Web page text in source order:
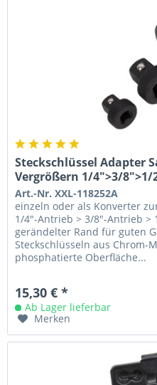
Steckschlüssel Adapter
Vergrößern 1/4">3/
Art.-Nr. XXL-118252A
einzeln oder als Konverter
1/4"-Antrieb > 3/8"-Antrieb >
gerändelter Rand für guten
Steckschlüsseln aus Chrom-
phosphatierte Oberfläche...
15,30 € *
Ab Lager lieferbar
Merken